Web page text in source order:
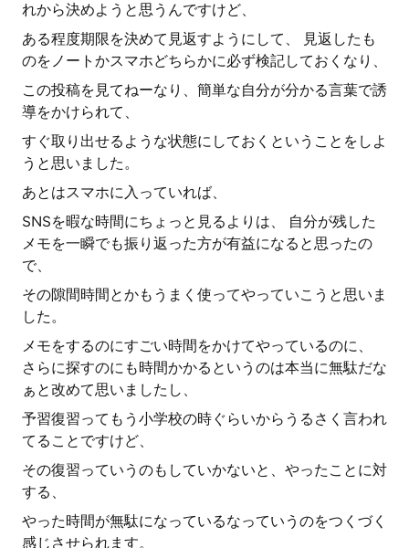
れから決めようと思うんですけど、
ある程度期限を決めて見返すようにして、 見返したも
のをノートかスマホどちらかに必ず検記しておくなり、
この投稿を見てねーなり、簡単な自分が分かる言葉で誘
導をかけられて、
すぐ取り出せるような状態にしておくということをしよ
うと思いました。
あとはスマホに入っていれば、
SNSを暇な時間にちょっと見るよりは、 自分が残した
メモを一瞬でも振り返った方が有益になると思ったの
で、
その隙間時間とかもうまく使ってやっていこうと思いま
した。
メモをするのにすごい時間をかけてやっているのに、
さらに探すのにも時間かかるというのは本当に無駄だな
ぁと改めて思いましたし、
予習復習ってもう小学校の時ぐらいからうるさく言われ
てることですけど、
その復習っていうのもしていかないと、やったことに対
する、
やった時間が無駄になっているなっていうのをつくづく
感じさせられます。